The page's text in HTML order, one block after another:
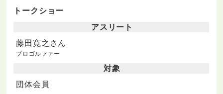
トークショー
アスリート
藤田寛之さん
プロゴルファー
対象
団体会員